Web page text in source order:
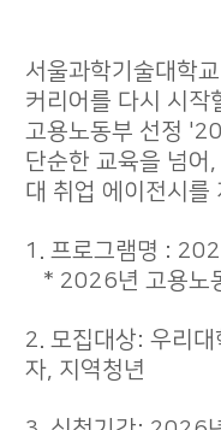
서울과학기술대학
커리어를 다시 시작
고용노동부 선정
단순한 교육을 넘어
대 취업 에이전시를
1. 프로그램명 :
* 2026년 고용노
2. 모집대상: 우리
자, 지역청년